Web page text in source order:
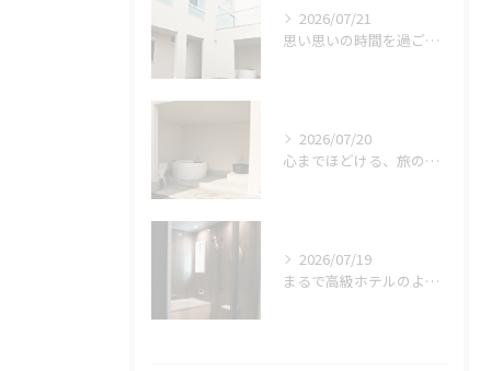
2026/07/21
思い思いの時間を過ごせる場所。広い庭だからこそ生まれる、心地よいひととき
2026/07/20
心までほどける、旅の締めくくり。広々ジャグジーで味わう、ゆったりとしたリラックスタイム
2026/07/19
まるで高級ホテルのような非日常。ガラス張りのバスルームで味わう贅沢なひととき